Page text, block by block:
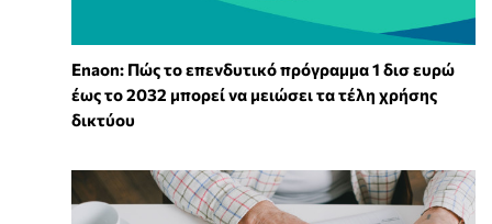
Enaon: Πώς το επενδυτικό πρόγραμμα 1 δισ ευρώ
έως το 2032 μπορεί να μειώσει τα τέλη χρήσης
δικτύου